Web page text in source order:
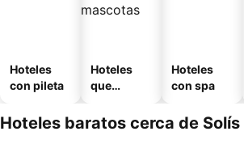
Hoteles
con pileta
Hoteles
que
mascotas
Hoteles
con spa
Hoteles baratos cerca de Solís